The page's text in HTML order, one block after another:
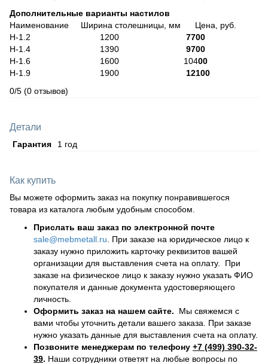
Дополнительные варианты настилов
Наименование Ширина столешницы, мм Цена, руб.
Н-1.2 1200 7700
Н-1.4 1390 9700
Н-1.6 1600 10400
Н-1.9 1900 12100
0/5 (0 отзывов)
Детали
Гарантия 1 год
Как купить
Вы можете оформить заказ на покупку понравившегося
товара из каталога любым удобным способом.
Прислать ваш заказ по электронной почте
sale@mebmetall.ru . При заказе на юридическое лицо к
заказу нужно приложить карточку реквизитов вашей
организации для выставления счета на оплату. При
заказе на физическое лицо к заказу нужно указать ФИО
покупателя и данные документа удостоверяющего
личность.
Оформить заказ на нашем сайте. Мы свяжемся с
вами чтобы уточнить детали вашего заказа. При заказе
нужно указать данные для выставления счета на оплату.
Позвоните менеджерам по телефону +7 (499) 390-32-
39. Наши сотрудники ответят на любые вопросы по